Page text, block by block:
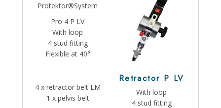
Protektor®System
Pro 4 P LV
With loop
4 stud fitting
Flexible at 40°
4 x retractor belt LM
1 x pelvis belt
Retractor P LV
With loop
4 stud fitting